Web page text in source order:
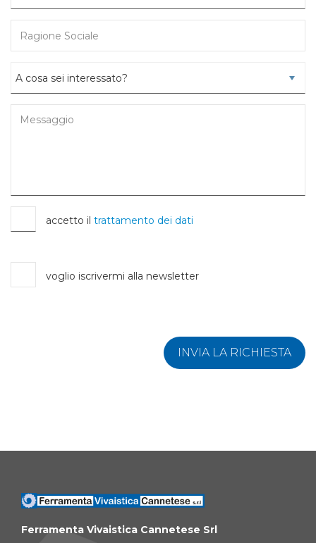
accetto il trattamento dei dati
voglio iscrivermi alla newsletter
INVIA LA RICHIESTA
Ferramenta Vivaistica Cannetese Srl